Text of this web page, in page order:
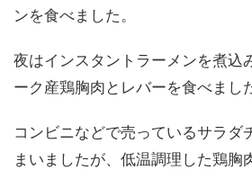
ンを食べました。
夜はインスタントラーメンを煮込
ーク産鶏胸肉とレバーを食べまし
コンビニなどで売っているサラダ
まいましたが、低温調理した鶏胸